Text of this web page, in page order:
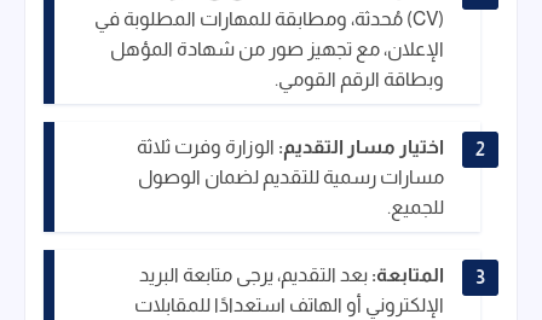
(CV) مُحدثة، ومطابقة للمهارات المطلوبة في
الإعلان، مع تجهيز صور من شهادة المؤهل
وبطاقة الرقم القومي.
اختيار مسار التقديم: الوزارة وفرت ثلاثة
مسارات رسمية للتقديم لضمان الوصول
للجميع.
المتابعة: بعد التقديم، يرجى متابعة البريد
الإلكتروني أو الهاتف استعدادًا للمقابلات